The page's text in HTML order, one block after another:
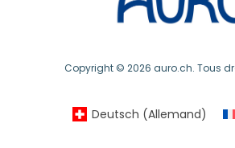
Copyright © 2026 auro.ch. Tous
Deutsch (Allemand)